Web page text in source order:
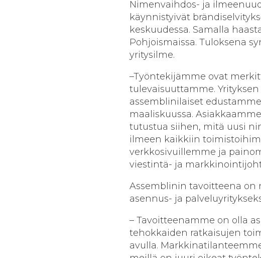
Nimenvaihdos- ja
käynnistyivät
keskuudessa. Samalla
Pohjoismaissa. Tuloksena
yritysilme.
–Työntekijämme ovat
tulevaisuuttamme.
assemblinilaiset
maaliskuussa.
tutustua siihen, mitä uusi
ilmeen kaikkiin
verkkosivuillemme ja
viestintä- ja
Assemblinin tavoitteena on
asennus- ja
– Tavoitteenamme on olla
tehokkaiden ratkaisujen
avulla.